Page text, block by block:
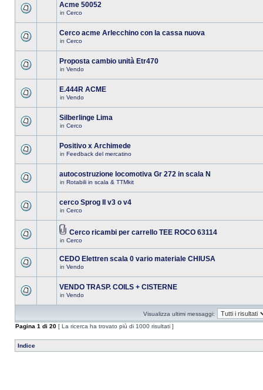
Acme 50052
in Cerco
Cerco acme Arlecchino con la cassa nuova
in Cerco
Proposta cambio unità Etr470
in Vendo
E.444R ACME
in Vendo
Silberlinge Lima
in Cerco
Positivo x Archimede
in Feedback del mercatino
autocostruzione locomotiva Gr 272 in scala N
in Rotabili in scala & TTMkit
cerco Sprog II v3 o v4
in Cerco
Cerco ricambi per carrello TEE ROCO 63114
in Cerco
CEDO Elettren scala 0 vario materiale CHIUSA
in Vendo
VENDO TRASP. COILS + CISTERNE
in Vendo
Visualizza ultimi messaggi:
Pagina 1 di 20 [ La ricerca ha trovato più di 1000 risultati ]
Indice